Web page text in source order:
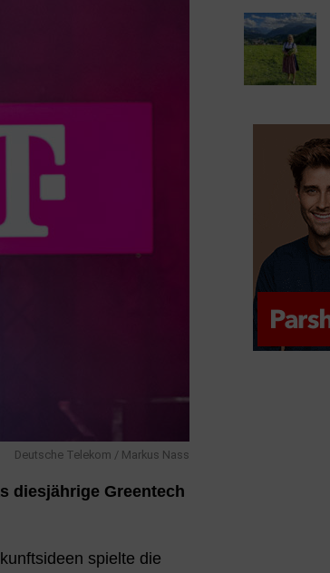
Deutsche Telekom / Markus Nass
diesjährige Greentech
spielte die